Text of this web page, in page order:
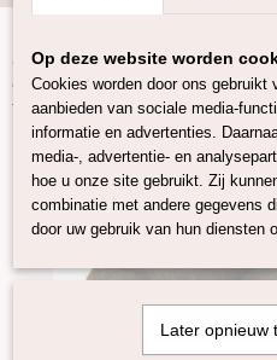
Home>Gekaarde Wol>
kaardvlies batt naturel bruin
Op deze website worden
Cookies worden door ons gebruikt
aanbieden van sociale media-
informatie en advertenties.
media-, advertentie- en
hoe u onze site gebruikt. Zij
combinatie met andere gegevens
door uw gebruik van hun diensten
Later opnieuw